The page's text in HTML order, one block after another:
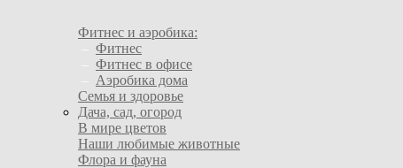
Фитнес и аэробика:
Фитнес
Фитнес в офисе
Аэробика дома
Семья и здоровье
Дача, сад, огород
В мире цветов
Наши любимые животные
Флора и фауна